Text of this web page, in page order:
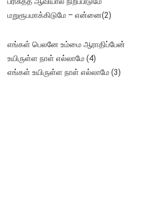
மறுரூபமாக்கிடுமே – என்னை(2)
எங்கள் பெலனே உம்மை ஆராதிப்பேன்
உயிருள்ள நாள் எல்லாமே (4)
எங்கள் உயிருள்ள நாள் எல்லாமே (3)